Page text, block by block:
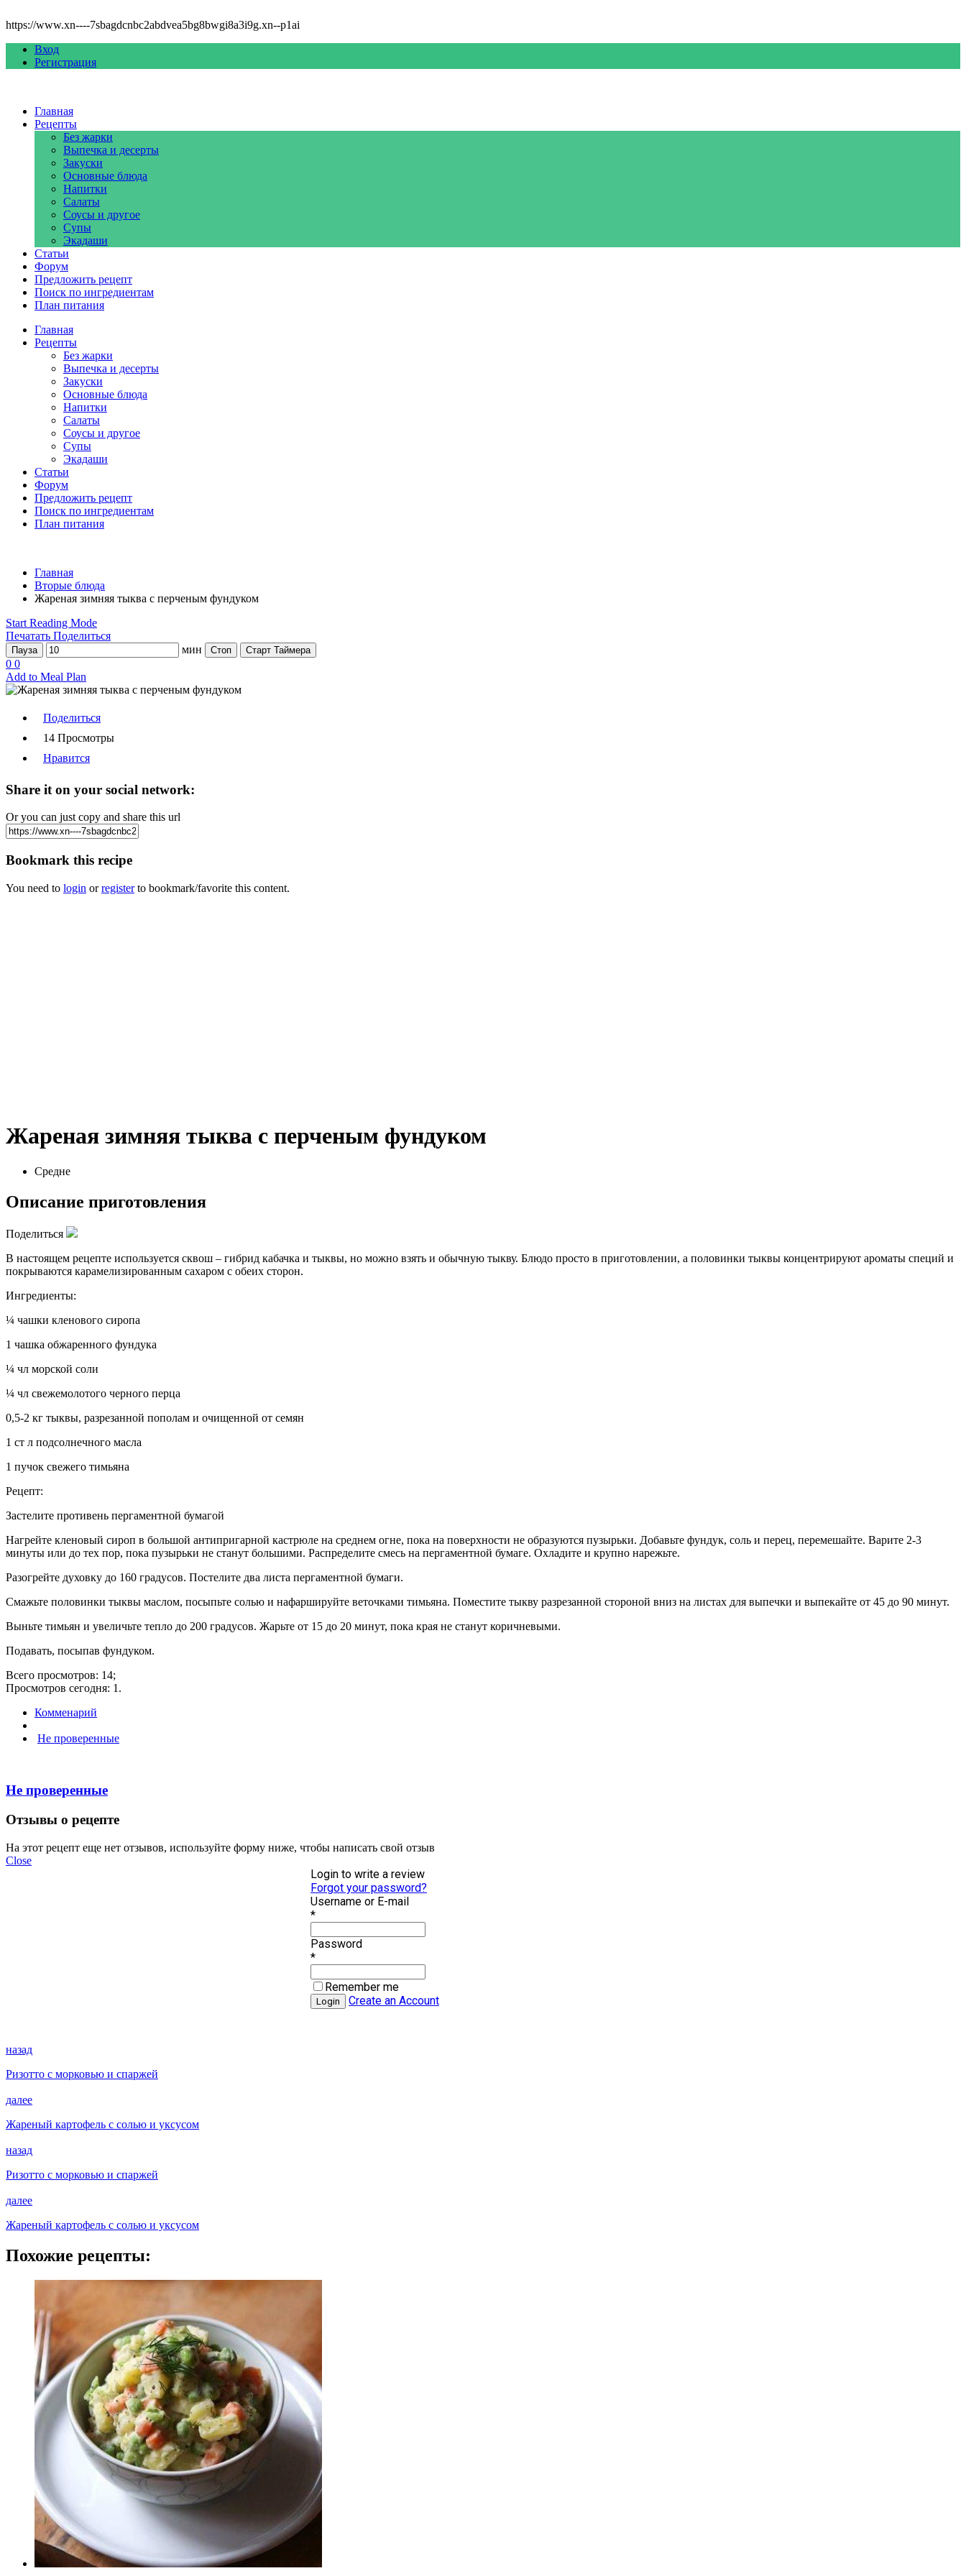
https://www.xn----7sbagdcnbc2abdvea5bg8bwgi8a3i9g.xn--p1ai
Вход
Регистрация
Главная
Рецепты
Без жарки
Выпечка и десерты
Закуски
Основные блюда
Напитки
Салаты
Соусы и другое
Супы
Экадаши
Статьи
Форум
Предложить рецепт
Поиск по ингредиентам
План питания
Главная
Рецепты
Без жарки
Выпечка и десерты
Закуски
Основные блюда
Напитки
Салаты
Соусы и другое
Супы
Экадаши
Статьи
Форум
Предложить рецепт
Поиск по ингредиентам
План питания
Главная
Вторые блюда
Жареная зимняя тыква с перченым фундуком
Start Reading Mode
Печатать Поделиться
Пауза мин Стоп Старт Таймера
0 0
Add to Meal Plan
Поделиться
14 Просмотры
Нравится
Share it on your social network:
Or you can just copy and share this url
Bookmark this recipe
You need to login orregisterto bookmark/favorite this content.
Жареная зимняя тыква с перченым фундуком
Средне
Описание приготовления
Поделиться
В настоящем рецепте используется сквош – гибрид кабачка и тыквы, но можно взять и обычную тыкву. Блюдо просто в приготовлении, а половинки тыквы концентрируют ароматы специй и
покрываются карамелизированным сахаром с обеих сторон.
Ингредиенты:
¼ чашки кленового сиропа
1 чашка обжаренного фундука
¼ чл морской соли
¼ чл свежемолотого черного перца
0,5-2 кг тыквы, разрезанной пополам и очищенной от семян
1 ст л подсолнечного масла
1 пучок свежего тимьяна
Рецепт:
Застелите противень пергаментной бумагой
Нагрейте кленовый сироп в большой антипригарной кастрюле на среднем огне, пока на поверхности не образуются пузырьки. Добавьте фундук, соль и перец, перемешайте. Варите 2-3
минуты или до тех пор, пока пузырьки не станут большими. Распределите смесь на пергаментной бумаге. Охладите и крупно нарежьте.
Разогрейте духовку до 160 градусов. Постелите два листа пергаментной бумаги.
Смажьте половинки тыквы маслом, посыпьте солью и нафаршируйте веточками тимьяна. Поместите тыкву разрезанной стороной вниз на листах для выпечки и выпекайте от 45 до 90 минут.
Выньте тимьян и увеличьте тепло до 200 градусов. Жарьте от 15 до 20 минут, пока края не станут коричневыми.
Подавать, посыпав фундуком.
Всего просмотров: 14;
Просмотров сегодня: 1.
Комменарий
Не проверенные
Не проверенные
Отзывы о рецепте
На этот рецепт еще нет отзывов, используйте форму ниже, чтобы написать свой отзыв
Close
Login to write a review
Forgot your password?
Username or E-mail
*
Password
*
Remember me
Create an Account
назад
Ризотто с морковью и спаржей
далее
Жареный картофель с солью и уксусом
назад
Ризотто с морковью и спаржей
далее
Жареный картофель с солью и уксусом
Похожие рецепты: